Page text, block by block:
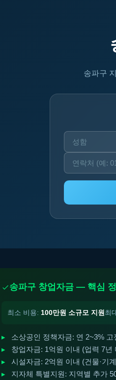
송파구
송파구 창업자금 — 핵심
최소 비용: 100만원 소규모 지원 최
소상공인 정책자금: 연 2~3%
창업자금: 1억원 이내 (업력 7년
시설자금: 2억원 이내 (건물·기
지자체 특별지원: 지역별 추가